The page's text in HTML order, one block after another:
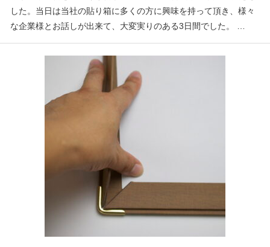
した。当日は当社の貼り箱に多くの方に興味を持って頂き、様々
な企業様とお話しが出来て、大変実りのある3日間でした。 …